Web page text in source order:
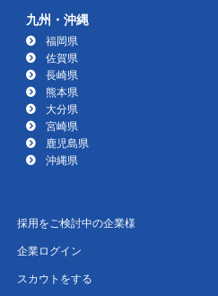
九州・沖縄
福岡県
佐賀県
長崎県
熊本県
大分県
宮崎県
鹿児島県
沖縄県
採用をご検討中の企業様
企業ログイン
スカウトをする